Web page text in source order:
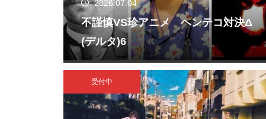
2026.07.04
不謹慎VS珍アニメ ヘンテコ対決Δ
(デルタ)6
受付中